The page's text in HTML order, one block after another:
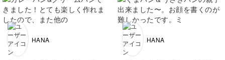
いように成形し直しました。
色付けも今回は結構上手くでき
たんじゃないかなぁと思いま
す。
思った以上に丁寧にしなくてい
いんだと気付きました。
アーモンドがピントなりすぎた
らしいです💕そして、い
つもながら「楽しかっ
す👏👏 クリームパンの
作ってみました。
まだ生地が余っているので時間
を見てコツコツ作っていきたい
と思います。
てくださったんですね〜
♪😍 そうなんです、意
いろんなスイーツに飾り
HANA HANA